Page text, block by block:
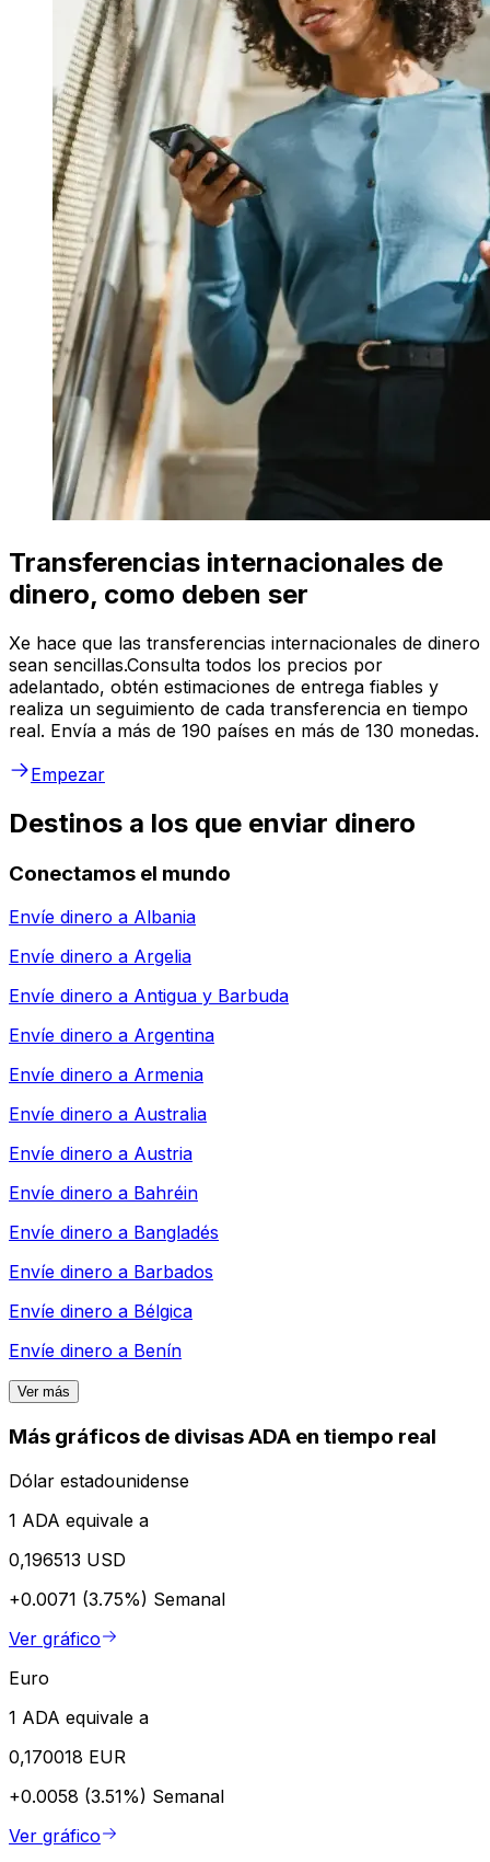
Transferencias internacionales de
dinero, como deben ser
Xe hace que las transferencias internacionales de dinero
sean sencillas.Consulta todos los precios por
adelantado, obtén estimaciones de entrega fiables y
realiza un seguimiento de cada transferencia en tiempo
real. Envía a más de 190 países en más de 130 monedas.
Empezar
Destinos a los que enviar dinero
Conectamos el mundo
Envíe dinero a Albania
Envíe dinero a Argelia
Envíe dinero a Antigua y Barbuda
Envíe dinero a Argentina
Envíe dinero a Armenia
Envíe dinero a Australia
Envíe dinero a Austria
Envíe dinero a Bahréin
Envíe dinero a Bangladés
Envíe dinero a Barbados
Envíe dinero a Bélgica
Envíe dinero a Benín
Ver más
Más gráficos de divisas ADA en tiempo real
Dólar estadounidense
1 ADA equivale a
0,196513 USD
+0.0071 (3.75%) Semanal
Ver gráfico
Euro
1 ADA equivale a
0,170018 EUR
+0.0058 (3.51%) Semanal
Ver gráfico